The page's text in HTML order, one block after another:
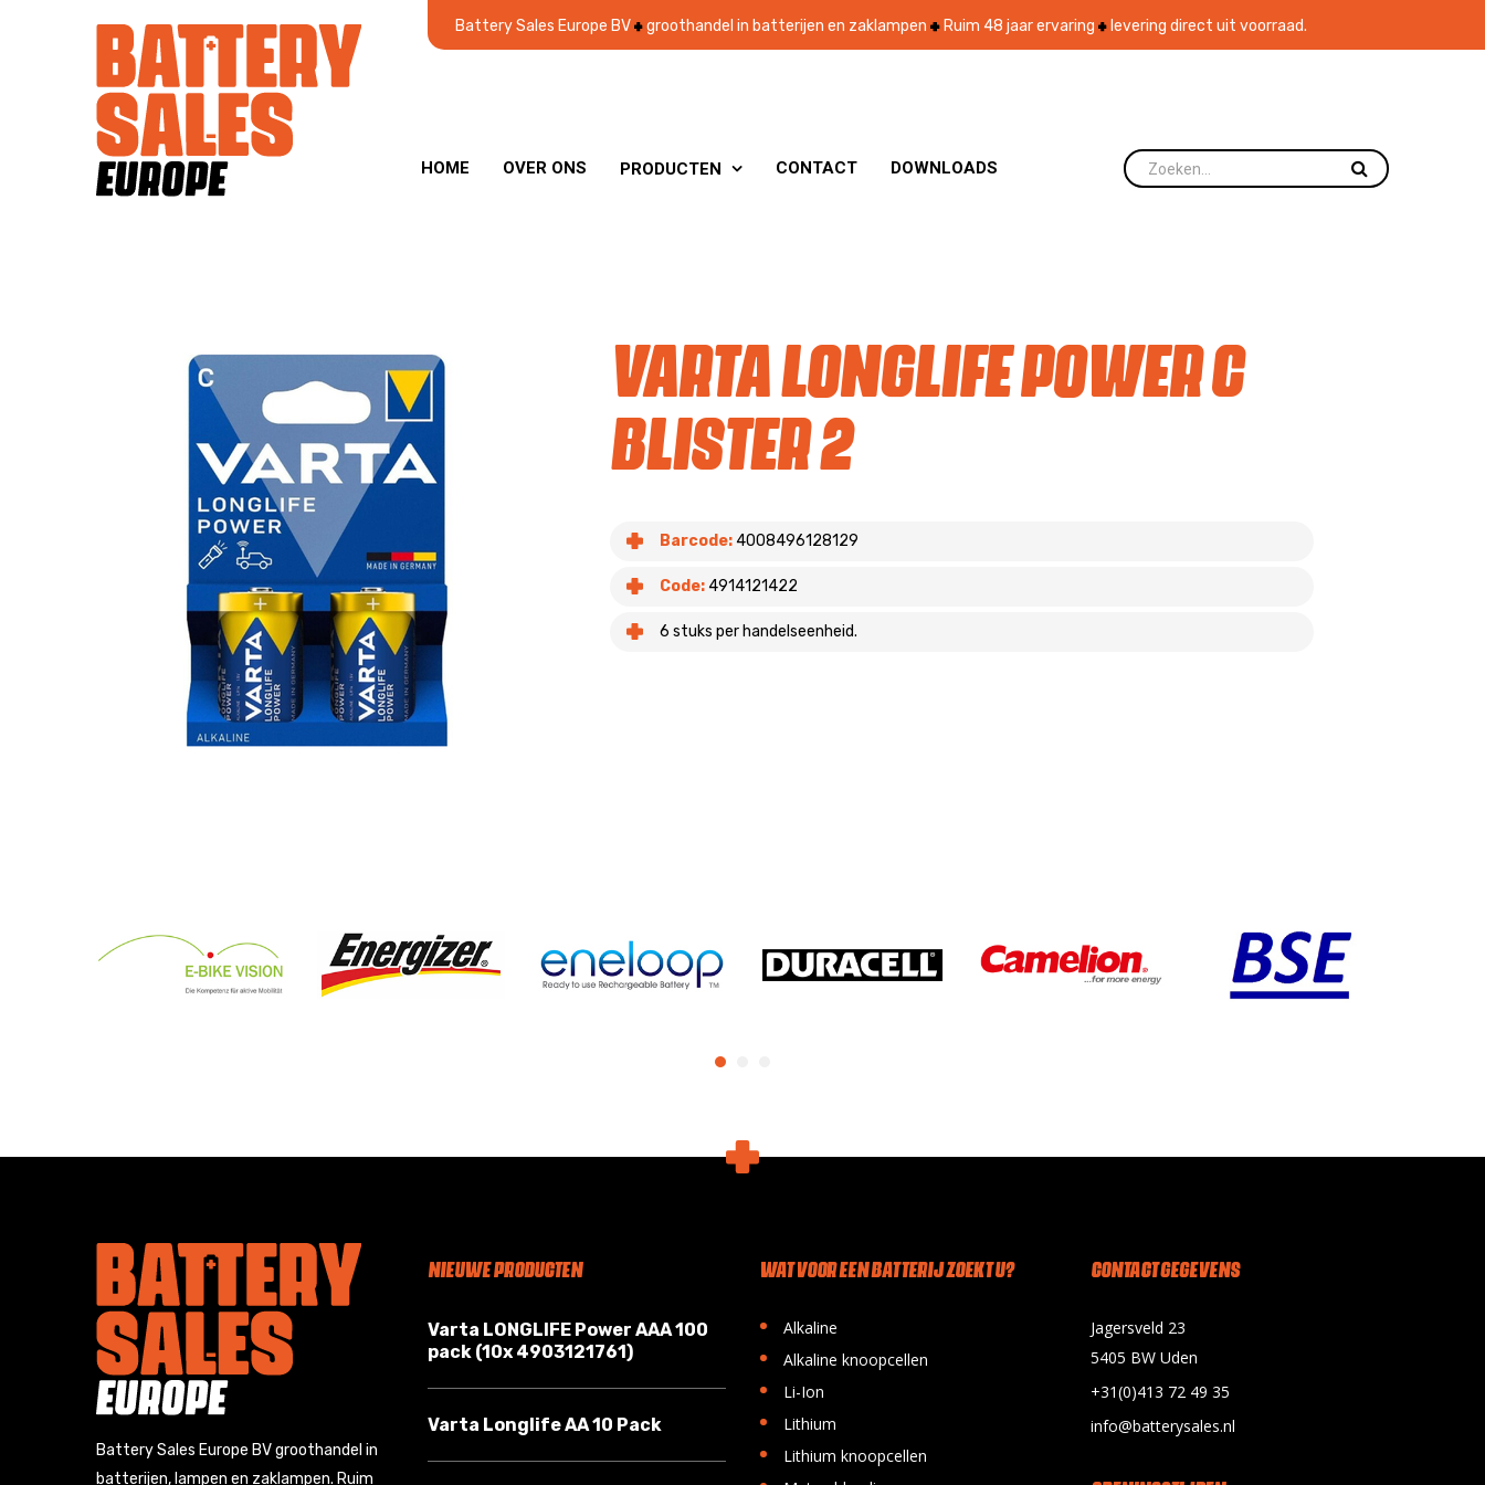
Battery Sales Europe BV groothandel in batterijen en zaklampen Ruim 48 jaar ervaring levering direct uit voorraad.
HOME OVER ONS PRODUCTEN  CONTACT DOWNLOADS
VARTA Longlife Power C
Blister 2
Barcode:4008496128129
Code:4914121422
6 stuks per handelseenheid.
Battery Sales Europe BV groothandel in
batterijen, lampen en zaklampen. Ruim
NIEUWE PRODUCTEN
Varta LONGLIFE Power AAA 100
pack (10x 4903121761)
Varta Longlife AA 10 Pack
WAT VOOR EEN BATTERIJ ZOEKT U?
• Alkaline
• Alkaline knoopcellen
• Li-Ion
• Lithium
• Lithium knoopcellen
CONTACT GEGEVENS
Jagersveld 23
5405 BW Uden
+31(0)413 72 49 35
info@batterysales.nl